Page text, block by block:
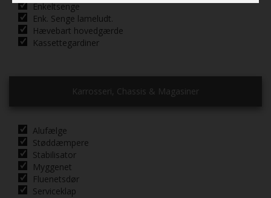
Enkeltsenge
Enk. Senge lameludt.
Hævebart hovedgærde
Kassettegardiner
Karrosseri, Chassis & Magasiner
Alufælge
Støddæmpere
Stabilisator
Myggenet
Fluenetsdør
Serviceklap